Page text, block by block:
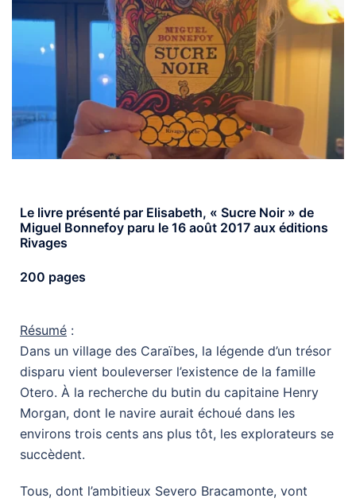
Le livre présenté par Elisabeth, « Sucre Noir » de
Miguel Bonnefoy paru le 16 août 2017 aux éditions
Rivages
200 pages
Résumé :
Dans un village des Caraïbes, la légende d’un trésor
disparu vient bouleverser l’existence de la famille
Otero. À la recherche du butin du capitaine Henry
Morgan, dont le navire aurait échoué dans les
environs trois cents ans plus tôt, les explorateurs se
succèdent.
Tous, dont l’ambitieux Severo Bracamonte, vont